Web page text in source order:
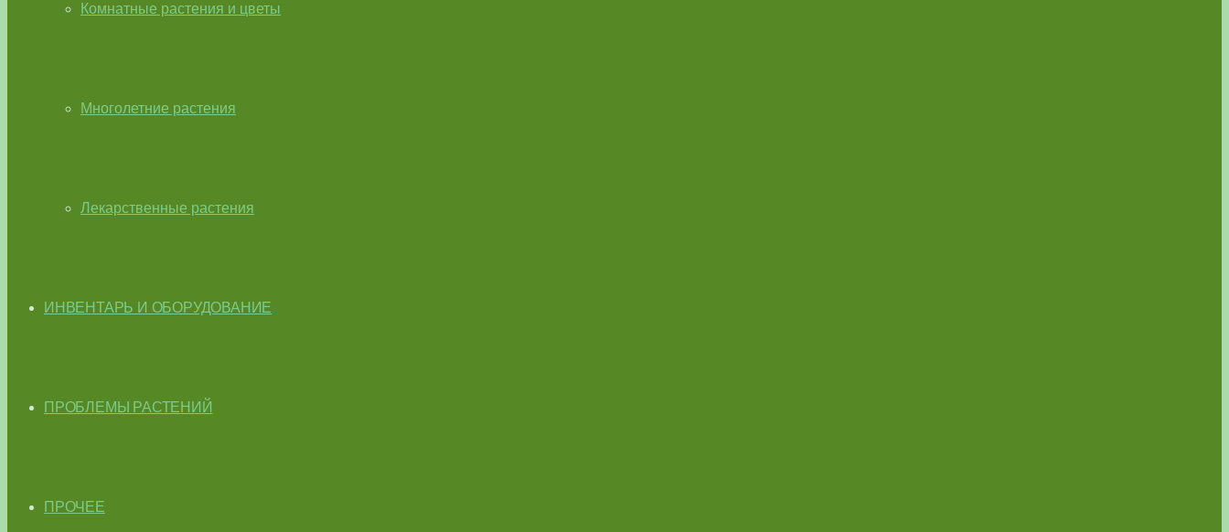
Комнатные растения и цветы
Многолетние растения
Лекарственные растения
ИНВЕНТАРЬ И ОБОРУДОВАНИЕ
ПРОБЛЕМЫ РАСТЕНИЙ
ПРОЧЕЕ